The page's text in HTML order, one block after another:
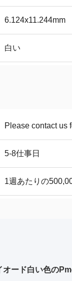
6.124x11.244mm
白い
Please contact us
5-8仕事日
1週あたりの
ード白い色の